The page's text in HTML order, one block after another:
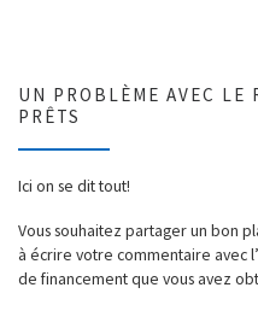
UN PROBLÈME AVEC LE
PRÊTS
Ici on se dit tout!
Vous souhaitez partager un bon
à écrire votre commentaire avec
de financement que vous avez